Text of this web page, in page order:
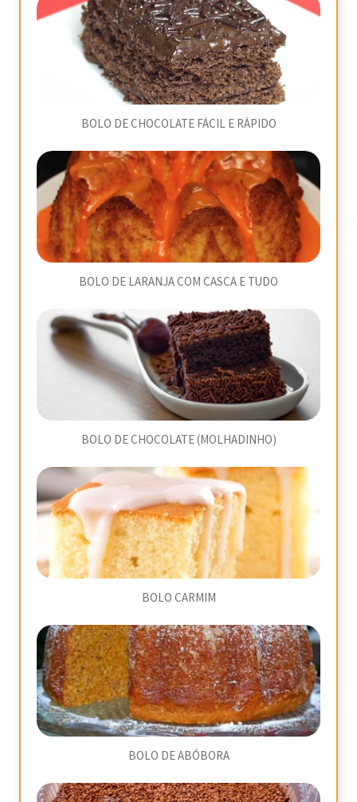
BOLO DE CHOCOLATE FÁCIL E RÁPIDO
BOLO DE LARANJA COM CASCA E TUDO
BOLO DE CHOCOLATE (MOLHADINHO)
BOLO CARMIM
BOLO DE ABÓBORA